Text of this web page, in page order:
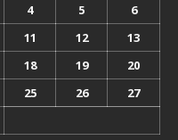
4 5
6
11 12
13
18 19
20
25 26
27